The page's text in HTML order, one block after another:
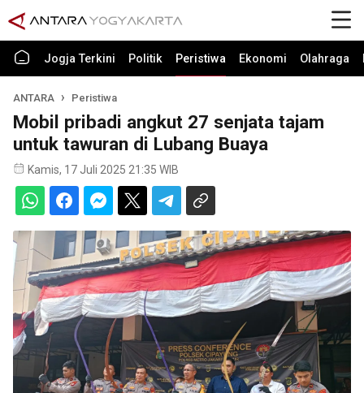
Jogja Terkini Politik Peristiwa Ekonomi Olahraga
ANTARA Peristiwa
Mobil pribadi angkut 27 senjata tajam
untuk tawuran di Lubang Buaya
Kamis, 17 Juli 2025 21:35 WIB